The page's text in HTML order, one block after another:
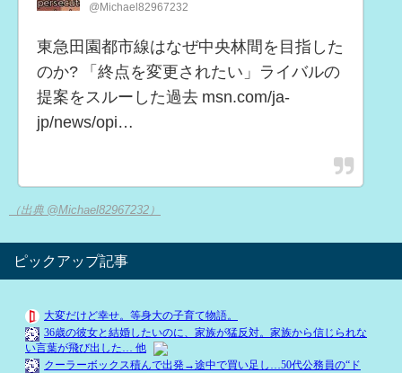
@Michael82967232
東急田園都市線はなぜ中央林間を目指した
のか? 「終点を変更されたい」ライバルの
提案をスルーした過去 msn.com/ja-
jp/news/opi…
（出典 @Michael82967232）
ピックアップ記事